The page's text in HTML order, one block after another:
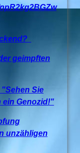
geimpften
Sie
ein Genozid!"
unzähligen